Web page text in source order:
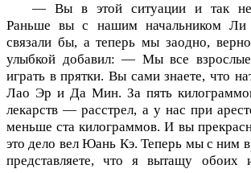
— Вы в этой ситуации и так
Раньше вы с нашим начальником
связали бы, а теперь мы заодно,
улыбкой добавил: — Мы все
играть в прятки. Вы сами знаете, что
Лао Эр и Да Мин. За пять
лекарств — расстрел, а у нас при
меньше ста килограммов. И вы
это дело вел Юань Кэ. Теперь мы с ним
представляете, что я вытащу обоих